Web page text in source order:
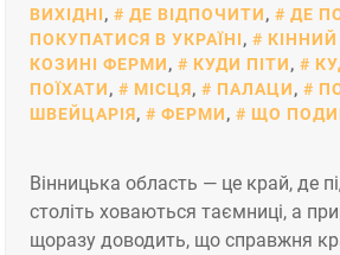
ВИХІДНІ, ДЕ ВІДПОЧИТИ, ДЕ
ПОКУПАТИСЯ В УКРАЇНІ,
КОЗИНІ ФЕРМИ, КУДИ ПІТИ,
ПОЇХАТИ, МІСЦЯ, ПАЛАЦИ,
ШВЕЙЦАРІЯ, ФЕРМИ, ЩО
Вінницька область — це край, де
століть ховаються таємниці, а
щоразу доводить, що справжня